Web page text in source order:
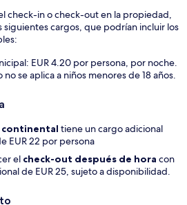
check-in o check-out en la propiedad,
siguientes cargos, que podrían incluir los
EUR 4.20 por persona, por noche.
no se aplica a niños menores de 18 años.
continental tiene un cargo adicional
EUR 22 por persona
el check-out después de hora con
de EUR 25, sujeto a disponibilidad.